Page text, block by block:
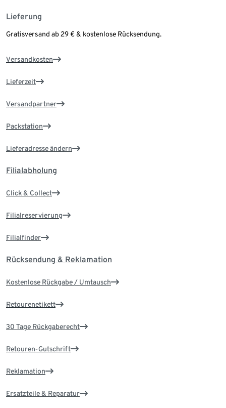
Lieferung
Gratisversand ab 29 € & kostenlose Rücksendung.
Versandkosten
Lieferzeit
Versandpartner
Packstation
Lieferadresse ändern
Filialabholung
Click & Collect
Filialreservierung
Filialfinder
Rücksendung & Reklamation
Kostenlose Rückgabe / Umtausch
Retourenetikett
30 Tage Rückgaberecht
Retouren-Gutschrift
Reklamation
Ersatzteile & Reparatur